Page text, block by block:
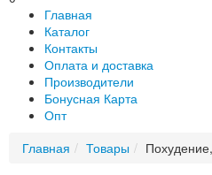
Главная
Каталог
Контакты
Оплата и доставка
Производители
Бонусная Карта
Опт
Главная
Товары